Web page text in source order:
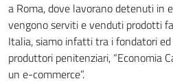
a Roma, dove lavorano detenuti in
vengono serviti e venduti prodotti
Italia, siamo infatti tra i fondatori
produttori penitenziari, “Economia
un e-commerce”.